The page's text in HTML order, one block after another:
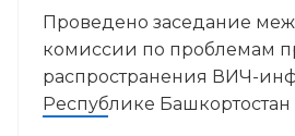
Проведено заседание
комиссии по проблемам
распространения ВИЧ-
Республике Башкортостан